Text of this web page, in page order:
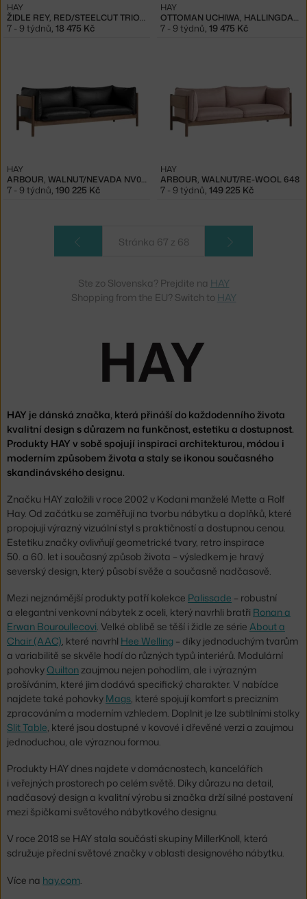
HAY je dánská značka, která přináší do každodenního života
kvalitní design s důrazem na funkčnost, estetiku a dostupnost.
Produkty HAY v sobě spojují inspiraci architekturou, módou i
moderním způsobem života a staly se ikonou současného
skandinávského designu.
Značku HAY založili v roce 2002 v Kodani manželé Mette a Rolf
Hay. Od začátku se zaměřují na tvorbu nábytku a doplňků, které
propojují výrazný vizuální styl s praktičností a dostupnou cenou.
Estetiku značky ovlivňují geometrické tvary, retro inspirace
50. a 60. let i současný způsob života – výsledkem je hravý
severský design, který působí svěže a současně nadčasově.
Mezi nejznámější produkty patří kolekce Palissade – robustní
a elegantní venkovní nábytek z oceli, který navrhli bratři Ronan a
Erwan Bouroullecovi. Velké oblibě se těší i židle ze série About a
Chair (AAC), které navrhl Hee Welling – díky jednoduchým tvarům
a variabilitě se skvěle hodí do různých typů interiérů. Modulární
pohovky Quiltonzaujmou nejen pohodlím, ale i výrazným
prošíváním, které jim dodává specifický charakter. V nabídce
najdete také pohovky Mags, které spojují komfort s precizním
zpracováním a moderním vzhledem. Doplnit je lze subtilními stolky
Slit Table, které jsou dostupné v kovové i dřevěné verzi a zaujmou
jednoduchou, ale výraznou formou.
Produkty HAY dnes najdete v domácnostech, kancelářích
i veřejných prostorech po celém světě. Díky důrazu na detail,
nadčasový design a kvalitní výrobu si značka drží silné postavení
mezi špičkami světového nábytkového designu.
V roce 2018 se HAY stala součástí skupiny MillerKnoll, která
sdružuje přední světové značky v oblasti designového nábytku.
Více na hay.com
ŽIDLE REY, RED/STEELCUT TRIO 636
HAY
7 - 9 týdnů 18 475 Kč
OTTOMAN UCHIWA, HALLINGDAL 116/SIERRA SI1001
HAY
7 - 9 týdnů 19 475 Kč
ARBOUR, WALNUT/NEVADA NV0500
HAY
7 - 9 týdnů, 190 225 Kč
ARBOUR, WALNUT/RE-WOOL 648
HAY
7 - 9 týdnů, 149 225 Kč
Stránka 67 z 68
Ste zo Slovenska? Prejdite na HAY
Shopping from the EU? Switch to HAY